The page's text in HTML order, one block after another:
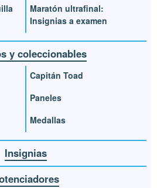
Maratón ultrafinal:
Insignias a examen
y coleccionables
Capitán Toad
Paneles
Medallas
Insignias